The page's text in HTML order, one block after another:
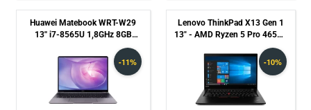
Huawei Matebook WRT-W29
13'' i7-8565U 1,8GHz 8GB
512GB NVMe Win 11 Pro -
Grade B
Lenovo ThinkPad X13 Gen 1
13" - AMD Ryzen 5 Pro 4650u
2,1GHz 256GB NVMe 8GB
Win11 Pro - Grade B